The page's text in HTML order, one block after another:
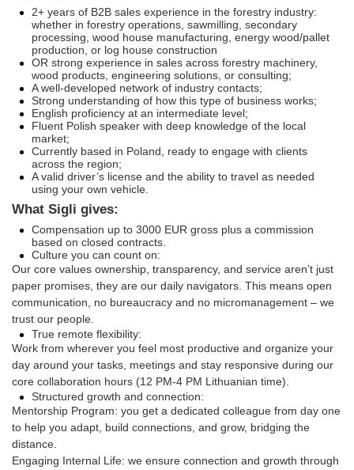
2+ years of B2B sales experience in the forestry industry:
whether in forestry operations, sawmilling, secondary
processing, wood house manufacturing, energy wood/pallet
production, or log house construction
OR strong experience in sales across forestry machinery,
wood products, engineering solutions, or consulting;
A well-developed network of industry contacts;
Strong understanding of how this type of business works;
English proficiency at an intermediate level;
Fluent Polish speaker with deep knowledge of the local
market;
Currently based in Poland, ready to engage with clients
across the region;
A valid driver’s license and the ability to travel as needed
using your own vehicle.
What Sigli gives:
Compensation up to 3000 EUR gross plus a commission
based on closed contracts.
Culture you can count on:
Our core values ownership, transparency, and service aren’t just
paper promises, they are our daily navigators. This means open
communication, no bureaucracy and no micromanagement – we
trust our people.
True remote flexibility:
Work from wherever you feel most productive and organize your
day around your tasks, meetings and stay responsive during our
core collaboration hours (12 PM-4 PM Lithuanian time).
Structured growth and connection:
Mentorship Program: you get a dedicated colleague from day one
to help you adapt, build connections, and grow, bridging the
distance.
Engaging Internal Life: we ensure connection and growth through